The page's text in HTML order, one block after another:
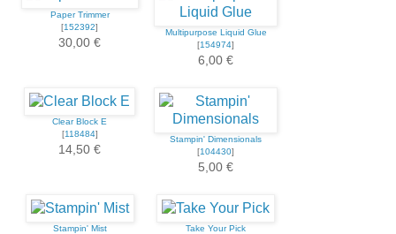
Paper Trimmer
[152392]
30,00 €
Multipurpose Liquid Glue
[154974]
6,00 €
Clear Block E
[118484]
14,50 €
Stampin' Dimensionals
[104430]
5,00 €
Stampin' Mist
Take Your Pick